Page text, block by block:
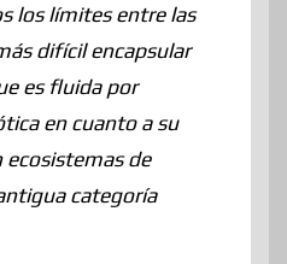
los límites entre las
difícil encapsular
es fluida por
en cuanto a su
de
categoría